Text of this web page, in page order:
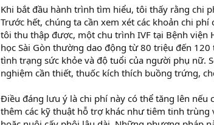
Khi bắt đầu hành trình tìm hiểu, tôi thấy rằng chi
Trước hết, chúng ta cần xem xét các khoản chi
tôi thu thập được, một chu trình IVF tại Bệnh viện
học Sài Gòn thường dao động từ 80 triệu đến
tình trạng sức khỏe và độ tuổi của người phụ nữ.
nghiệm cần thiết, thuốc kích thích buồng trứng,
Điều đáng lưu ý là chi phí này có thể tăng lên nếu
thêm các kỹ thuật hỗ trợ khác như tiêm tinh trùng